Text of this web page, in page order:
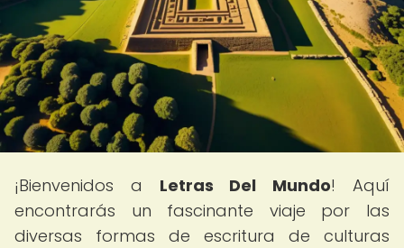
¡Bienvenidos a Letras Del Mundo! Aquí
encontrarás un fascinante viaje por las
diversas formas de escritura de culturas